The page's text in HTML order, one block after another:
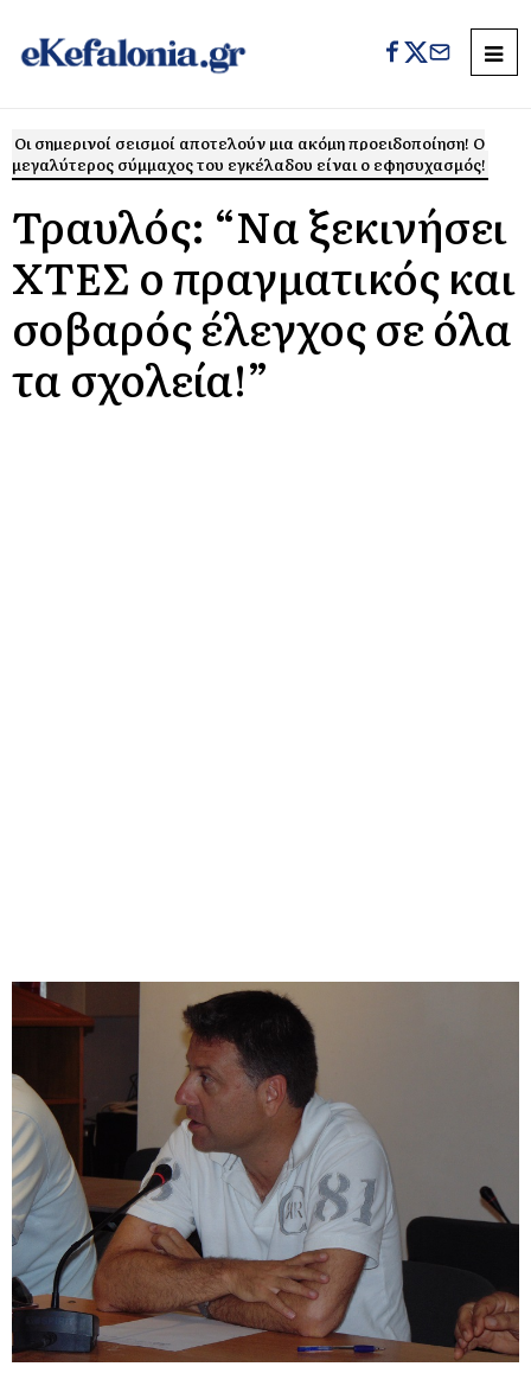
Οι σημερινοί σεισμοί αποτελούν μια ακόμη προειδοποίηση! Ο
μεγαλύτερος σύμμαχος του εγκέλαδου είναι ο εφησυχασμός!
Τραυλός: “Να ξεκινήσει
ΧΤΕΣ ο πραγματικός και
σοβαρός έλεγχος σε όλα
τα σχολεία!”